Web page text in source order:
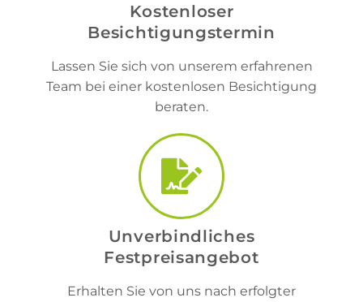
Kostenloser
Besichtigungstermin
Lassen Sie sich von unserem erfahrenen
Team bei einer kostenlosen Besichtigung
beraten.
Unverbindliches
Festpreisangebot
Erhalten Sie von uns nach erfolgter